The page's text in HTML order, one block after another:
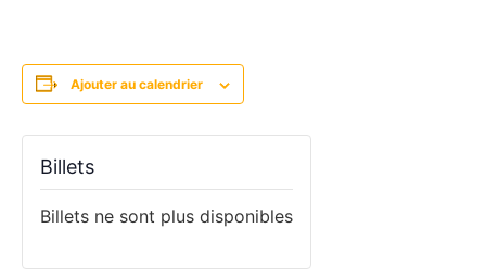
Ajouter au calendrier
Billets
Billets ne sont plus disponibles